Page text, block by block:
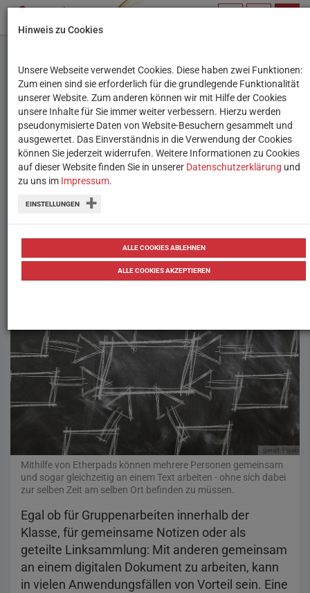
Kollaboratives Arbeiten
mit Etherpads
Gemeinsam an einem Text zu arbeiten,
ohne sich am selben Ort befinden oder
sich registrieren zu müssen: Etherpads
machen's möglich.
geralt Pixabay
Mithilfe von Etherpads können mehrere Personen gemeinsam
und sogar gleichzeitig an einem Text arbeiten - ohne sich dabei
zur selben Zeit am selben Ort befinden zu müssen.
Egal ob für Gruppenarbeiten innerhalb der
Klasse, für gemeinsame Notizen oder als
geteilte Linksammlung: Mit anderen gemeinsam
an einem digitalen Dokument zu arbeiten, kann
in vielen Anwendungsfällen von Vorteil sein. Eine
Hinweis zu Cookies
Unsere Webseite verwendet Cookies. Diese haben zwei Funktionen:
Zum einen sind sie erforderlich für die grundlegende Funktionalität
unserer Website. Zum anderen können wir mit Hilfe der Cookies
unsere Inhalte für Sie immer weiter verbessern. Hierzu werden
pseudonymisierte Daten von Website-Besuchern gesammelt und
ausgewertet. Das Einverständnis in die Verwendung der Cookies
können Sie jederzeit widerrufen. Weitere Informationen zu Cookies
auf dieser Website finden Sie in unserer Datenschutzerklärung und
zu uns im Impressum.
EINSTELLUNGEN
ALLE COOKIES ABLEHNEN
ALLE COOKIES AKZEPTIEREN